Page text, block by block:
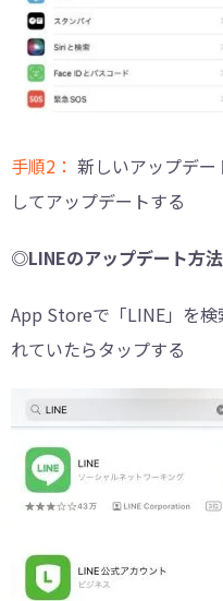
手順2： 新しいアップデ
してアップデートする
◎LINEのアップデート方法
App Storeで「LINE」を
れていたらタップする